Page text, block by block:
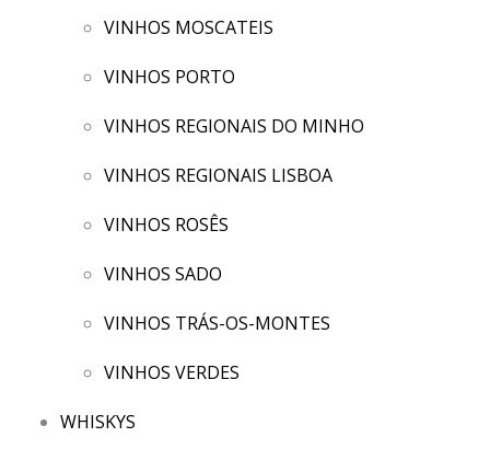
VINHOS MOSCATEIS
VINHOS PORTO
VINHOS REGIONAIS DO MINHO
VINHOS REGIONAIS LISBOA
VINHOS ROSÊS
VINHOS SADO
VINHOS TRÁS-OS-MONTES
VINHOS VERDES
WHISKYS